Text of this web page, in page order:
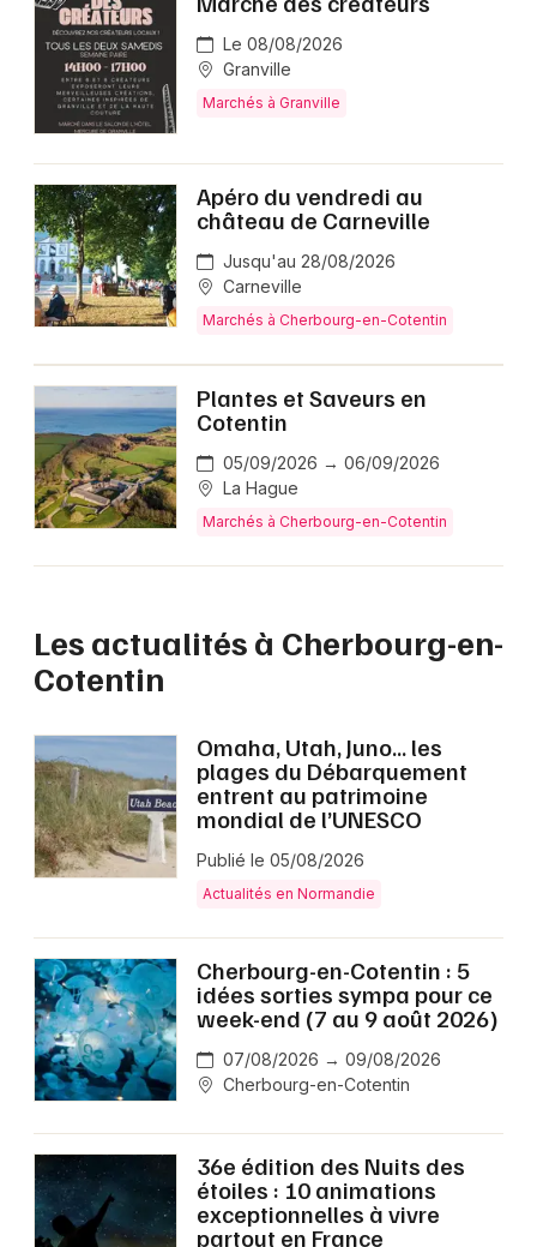
Le 08/08/2026
Granville
Marchés à Granville
Apéro du vendredi au
château de Carneville
Jusqu'au 28/08/2026
Carneville
Marchés à Cherbourg-en-Cotentin
Plantes et Saveurs en
Cotentin
05/09/2026 → 06/09/2026
La Hague
Marchés à Cherbourg-en-Cotentin
Les actualités à Cherbourg-en-
Cotentin
Omaha, Utah, Juno… les
plages du Débarquement
entrent au patrimoine
mondial de l’UNESCO
Publié le 05/08/2026
Actualités en Normandie
Cherbourg-en-Cotentin : 5
idées sorties sympa pour ce
week-end (7 au 9 août 2026)
07/08/2026 → 09/08/2026
Cherbourg-en-Cotentin
36e édition des Nuits des
étoiles : 10 animations
exceptionnelles à vivre
partout en France